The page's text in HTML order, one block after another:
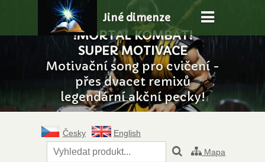
!MORTAL KOMBAT!
SUPER MOTIVACE
Motivační song pro cvičení -
přes dvacet remixů
legendární akční pecky!
Jiné dimenze
Česky
English
Mapa